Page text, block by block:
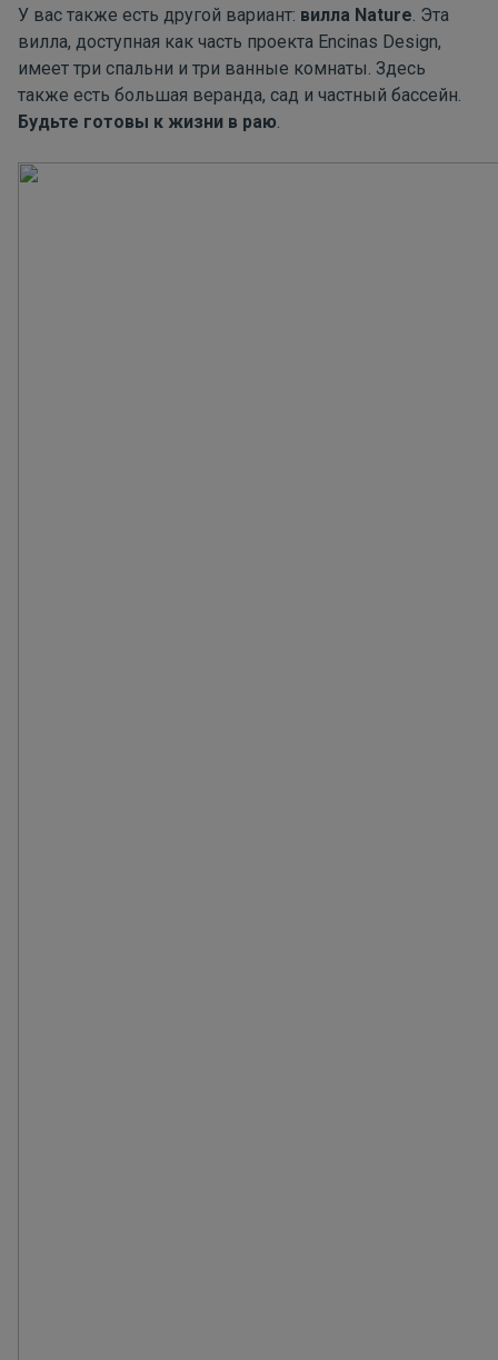
У вас также есть другой вариант: вилла Nature. Эта
вилла, доступная как часть проекта Encinas Design,
имеет три спальни и три ванные комнаты. Здесь
также есть большая веранда, сад и частный бассейн.
Будьте готовы к жизни в раю.